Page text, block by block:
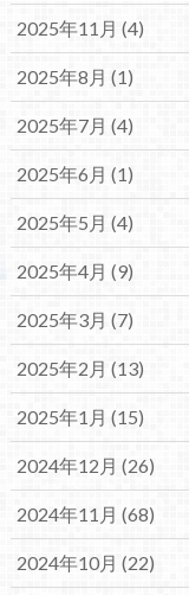
2025年11月 (4)
2025年8月 (1)
2025年7月 (4)
2025年6月 (1)
2025年5月 (4)
2025年4月 (9)
2025年3月 (7)
2025年2月 (13)
2025年1月 (15)
2024年12月 (26)
2024年11月 (68)
2024年10月 (22)